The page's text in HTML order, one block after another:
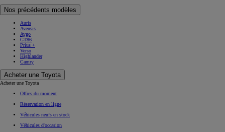
Nos précédents modèles
Auris
Avensis
Aygo
GT86
Prius +
Verso
Highlander
Camry
Acheter une Toyota
Acheter une Toyota
Offres du moment
Réservation en ligne
Véhicules neufs en stock
Véhicules d'occasion